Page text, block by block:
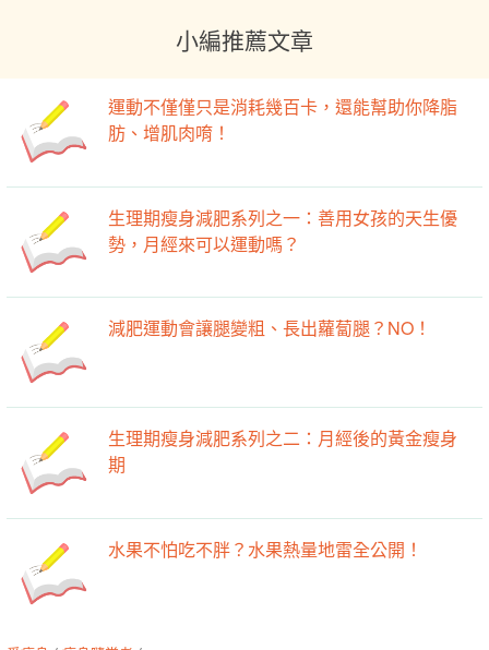
小編推薦文章
運動不僅僅只是消耗幾百卡，還能幫助你降脂
肪、增肌肉唷！
生理期瘦身減肥系列之一：善用女孩的天生優
勢，月經來可以運動嗎？
減肥運動會讓腿變粗、長出蘿蔔腿？NO！
生理期瘦身減肥系列之二：月經後的黃金瘦身
期
水果不怕吃不胖？水果熱量地雷全公開！